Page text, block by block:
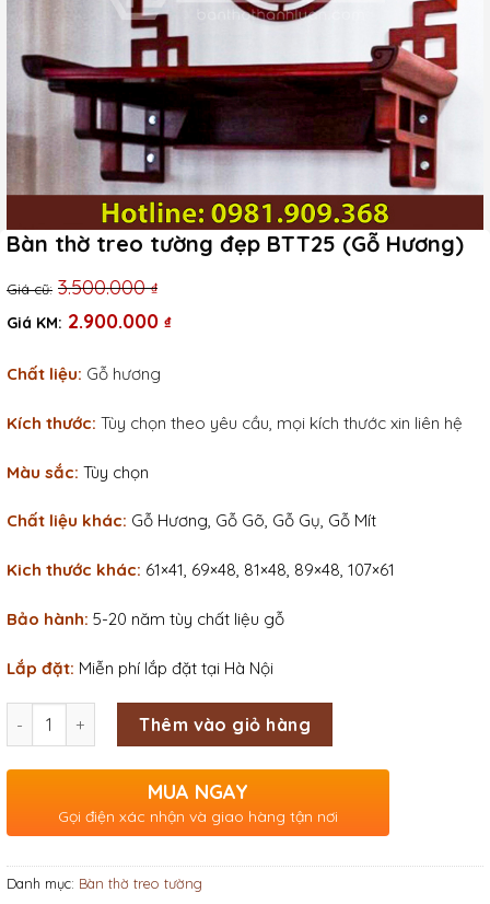
Bàn thờ treo tường đẹp BTT25 (Gỗ Hương)
3.500.000₫
Giá
gốc
3.500.000 ₫.
2.900.000 ₫
Giá
hiện
là:
2.900.000 ₫.
Chất liệu: Gỗ hương
Kích thước: Tùy chọn theo yêu cầu, mọi kích thước xin liên hệ
Màu sắc: Tùy chọn
Chất liệu khác: Gỗ Hương, Gỗ Gõ, Gỗ Gụ, Gỗ Mít
Kich thước khác: 61×41, 69×48, 81×48, 89×48, 107×61
Bảo hành: 5-20 năm tùy chất liệu gỗ
Lắp đặt: Miễn phí lắp đặt tại Hà Nội
Số lượng Thêm vào giỏ hàng
MUA NGAY
Gọi điện xác nhận và giao hàng tận nơi
Danh mục: Bàn thờ treo tường